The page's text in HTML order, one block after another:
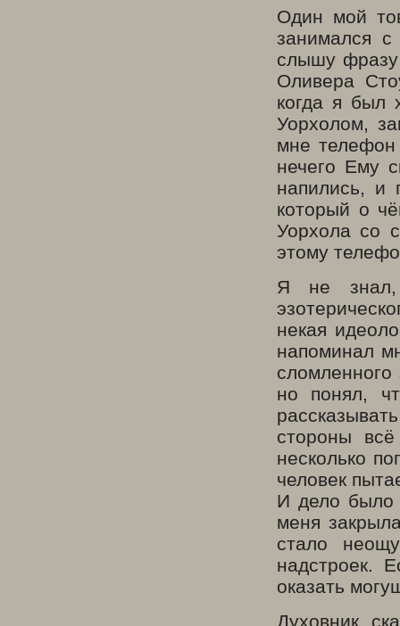
Один мой
занимался
слышу
Оливера
когда я был
Уорхолом,
мне
нечего Ему
напились, и
который о
Уорхола со
этому
Я не знал,
некая
напоминал
сломленного
но понял,
стороны
несколько
человек
И дело было
меня
стало
надстроек.
оказать
Духовник